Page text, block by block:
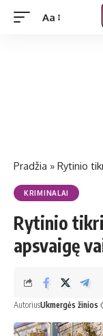
Aa
Pradžia » Rytinio
KRIMINALAI
Rytinio
apsvaigę
AutoriusUkmergės žinios